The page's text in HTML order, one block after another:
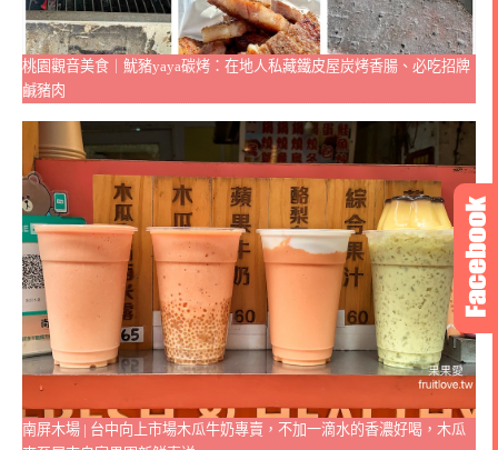
桃園觀音美食｜魷豬yaya碳烤：在地人私藏鐵皮屋炭烤香腸、必吃招牌
鹹豬肉
南屏木場 | 台中向上市場木瓜牛奶專賣，不加一滴水的香濃好喝，木瓜